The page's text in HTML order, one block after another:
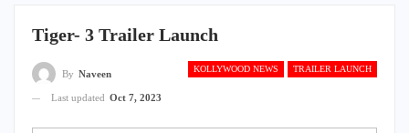
Tiger- 3 Trailer Launch
KOLLYWOOD NEWS TRAILER LAUNCH
By Naveen
Last updated Oct 7, 2023